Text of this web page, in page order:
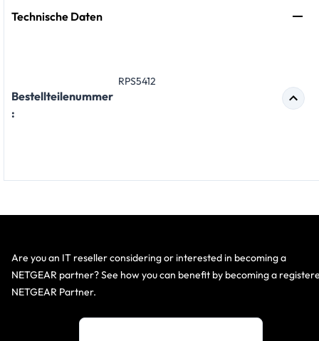
Technische Daten
Bestellteilenummer
:
RPS5412
Are you an IT reseller considering or interested in becoming a
NETGEAR partner? See how you can benefit by becoming a
NETGEAR Partner.